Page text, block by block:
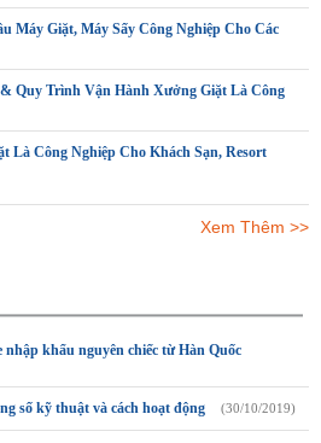
Máy Giặt, Máy Sấy Công Nghiệp Cho Các
Quy Trình Vận Hành Xưởng Giặt Là Công
Là Công Nghiệp Cho Khách Sạn, Resort
Xem Thêm >>
nhập khẩu nguyên chiếc từ Hàn Quốc
số kỹ thuật và cách hoạt động (30/10/2019)